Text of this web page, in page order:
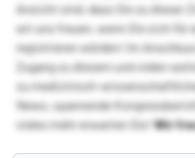
Ansicht sind, dass Sie zu dieser
wir uns freuen, wenn Sie sich für
registrieren würden! Im
Zugang zu diesem und vielen
zu medizinisch-
News, spannende
vieles mehr erwarten Sie!Wir